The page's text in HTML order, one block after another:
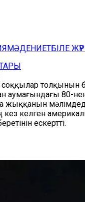
МӘДЕНИЕТБІЛЕ
толқынын
аумағындағы 80-
жыққанын
кез келген
ескертті.